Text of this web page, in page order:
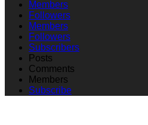
Members
Followers
Members
Followers
Subscribers
Posts
Comments
Members
Subscribe